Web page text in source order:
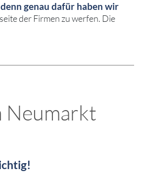
denn genau dafür haben wir
der Firmen zu werfen. Die
Neumarkt